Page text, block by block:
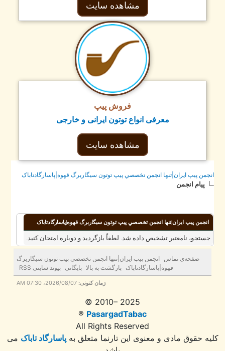
مشاهده سایت
فروش پیپ
معرفی انواع توتون ایرانی و خارجی
مشاهده سایت
پيپ ايران|تنها انجمن تخصصي پيپ توتون سيگاربرگ قهوه|پاسارگادتاباک
پیام انجمن
انجمن پيپ ايران|تنها انجمن تخصصي پيپ توتون سيگاربرگ قهوه|پاسارگادتاباک
جستجو، نامعتبر تشخیص داده شد. لطفاً بازگردید و دوباره امتحان کنید.
صفحه‌ی تماس
انجمن پيپ ايران|تنها انجمن تخصصي پيپ توتون سيگاربرگ
قهوه|پاسارگادتاباک بازگشت به بالا بایگانی پیوند سایتی RSS
زمان کنونی:2026/08/07، 07:30 AM
© 2010– 2025
®PasargadTabac
All Rights Reserved
حقوق مادی و معنوی اين تارنما متعلق بهپاسارگاد تاباکمی